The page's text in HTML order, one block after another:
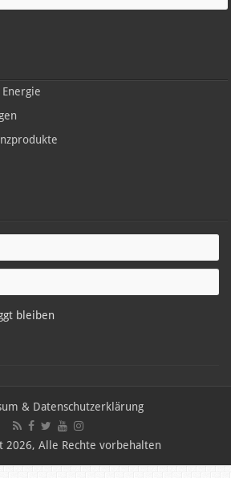
bleiben
& Datenschutzerklärung
2026, Alle Rechte vorbehalten